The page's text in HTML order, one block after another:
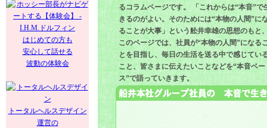
はじめての方も
安心して話せる
波動の体験会
トータルヘルスデザイン
運営の
るコラムページです。 「これからは“本音”で
きるのがよい。そのためには“本物の人間”に
ることが大事」という舩井幸雄の思想のもと
このページでは、社員が“本物の人間”になる
とを目指し、毎日の生活を送る中で感じてい
こと、皆さまに伝えたいことなどを“本音ベー
ス”で語っていきます。